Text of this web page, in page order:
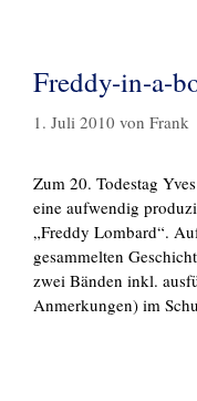
Freddy-in-a-
1. Juli 2010 von Frank
Zum 20. Todestag
eine aufwendig
„Freddy Lombard“.
gesammelten
zwei Bänden inkl.
Anmerkungen) im